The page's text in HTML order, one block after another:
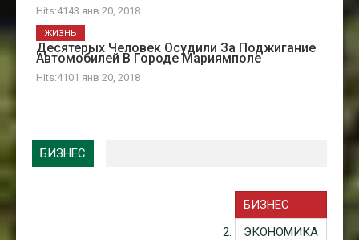
Hits:4143 янв 20, 2018
Десятерых Человек Осудили За Поджигание
Автомобилей В Городе Мариямполе
Hits:4101 янв 20, 2018
ЖИЗНЬ
БИЗНЕС
БИЗНЕС
ЭКОНОМИКА